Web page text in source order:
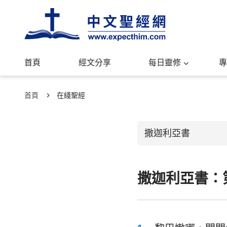
首頁 經文分享 每日靈修
首頁 在綫聖經
撒迦利亞書
舊約聖經
撒迦利亞書：